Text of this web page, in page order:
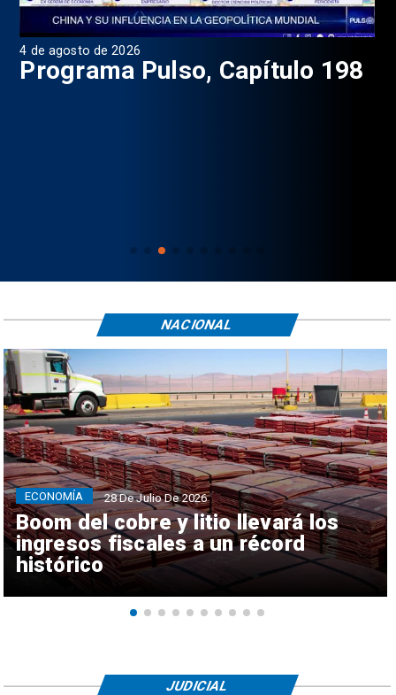
1 de agosto de 2026
Programa Pulso, capítulo 197
Boom del cobre y litio llevará los
ingresos fiscales a un récord
histórico
ECONOMÍA 28 De Julio De 2026
NACIONAL
JUDICIAL